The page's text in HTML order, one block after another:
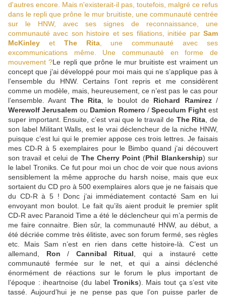
d'autres encore. Mais n'existerait-il pas, toutefois, malgré ce refus
dans le repli que prône le mur bruitiste, une communauté centrée
sur le HNW, avec ses signes de reconnaissance, une
communauté avec son histoire et ses filiations, initiée par Sam
McKinley et The Rita, une communauté avec ses
excommunications même. Une communauté en forme de
mouvement ?Le repli que prône le mur bruitiste est vraiment un
concept que j’ai développé pour moi mais qui ne s’applique pas à
l’ensemble du HNW. Certains l’ont repris et me considèrent
comme un modèle, mais, heureusement, ce n’est pas le cas pour
l’ensemble. Avant The Rita , le boulot de Richard Ramirez/
Werewolf Jerusalem ou Damion Romero /Speculum Fightest
super important. Ensuite, c’est vrai que le travail de The Rita , de
son label Militant Walls, est le vrai déclencheur de la niche HNW,
puisque c’est lui qui le premier appose ces trois lettres. Je faisais
mes CD-R à 5 exemplaires pour le Bimbo quand j’ai découvert
son travail et celui de The Cherry Point (Phil Blankership) sur
le label Troniks. Ce fut pour moi un choc de voir que nous avions
sensiblement la même approche du harsh noise, mais que eux
sortaient du CD pro à 500 exemplaires alors que je ne faisais que
du CD-R à 5 ! Donc j’ai immédiatement contacté Sam en lui
envoyant mon boulot. Le fait qu’ils aient produit le premier split
CD-R avec Paranoid Time a été le déclencheur qui m’a permis de
me faire connaitre. Bien sûr, la communauté HNW, au début, a
été décriée comme très élitiste, avec son forum fermé, ses règles
etc. Mais Sam n’est en rien dans cette histoire-là. C’est un
allemand, Ron / Cannibal Ritual , qui a instauré cette
communauté fermée sur le net, et qui a ainsi déclenché
énormément de réactions sur le forum le plus important de
l’époque : iheartnoise (du label Troniks). Mais tout ça s’est vite
tassé. Aujourd’hui je ne pense pas que l’on puisse parler de